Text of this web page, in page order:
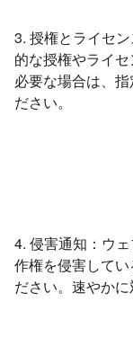
3. 授権とライセ
的な授権やライ
必要な場合は、
ださい。
4. 侵害通知：ウ
作権を侵害して
ださい。速やかに